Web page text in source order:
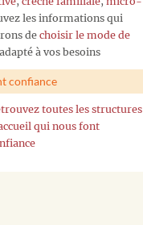
les informations qui
dechoisir le mode de
à vos besoins
confiance
toutes les structures
qui nous font